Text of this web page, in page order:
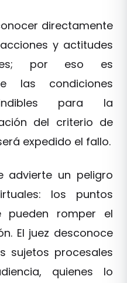
directamente
y actitudes
por eso es
las condiciones
para la
del criterio de
expedido el fallo.
advierte un peligro
los puntos
pueden romper el
El juez desconoce
sujetos procesales
quienes lo